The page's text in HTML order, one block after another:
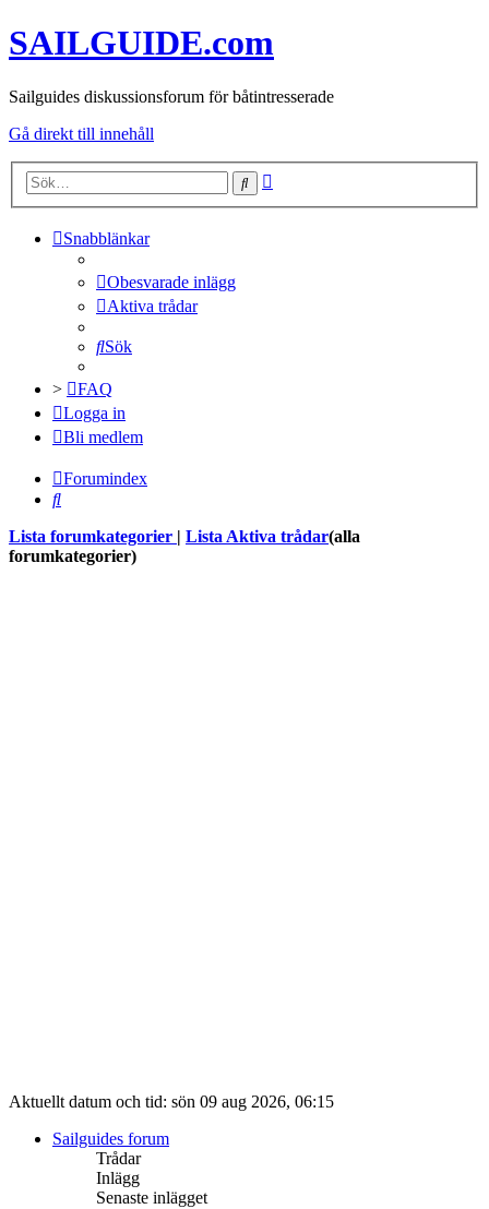
SAILGUIDE.com
Sailguides diskussionsforum för båtintresserade
Gå direkt till innehåll
Sök
Snabblänkar
Obesvarade inlägg
Aktiva trådar
Sök
>
FAQ
Logga in
Bli medlem
Forumindex
Sök
Lista forumkategorier Lista Aktiva trådar(alla
forumkategorier)
Aktuellt datum och tid: sön 09 aug 2026, 06:15
Sailguides forum
Trådar
Inlägg
Senaste inlägget